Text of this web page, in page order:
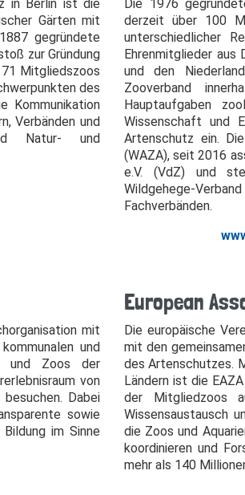
in Berlin ist die
Gärten mit
gegründete
zur Gründung
Mitgliedszoos
des
Kommunikation
Verbänden und
Natur- und
Die 1976
derzeit über 100
unterschiedlicher
Ehrenmitglieder aus
und den
Zooverband
Hauptaufgaben
Wissenschaft und
Artenschutz ein.
(WAZA), seit 2016
e.V. (VdZ) und
Wildgehege-
Fachverbänden.
mit
und
und Zoos der
von
Dabei
sowie
im Sinne
European
Die europäische
mit den
des Artenschutzes.
Ländern ist die
der Mitgliedzoos
Wissensaustausch
die Zoos und
koordinieren und
mehr als 140